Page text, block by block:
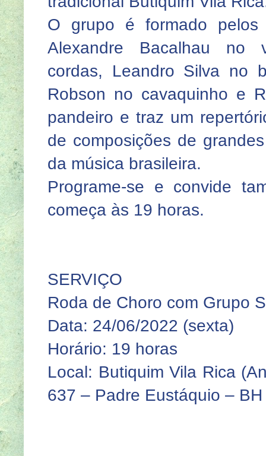
O grupo é formado pelos
Alexandre Bacalhau no
cordas, Leandro Silva no
Robson no cavaquinho e
pandeiro e traz um
de composições de
da música brasileira.
Programe-se e convide
começa às 19 horas.
SERVIÇO
Roda de Choro com Grupo
Data: 24/06/2022 (sexta)
Horário: 19 horas
Local: Butiquim Vila Rica
637 – Padre Eustáquio – BH